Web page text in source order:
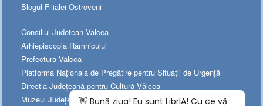
Blogul Filialei Ostroveni
Consiliul Judetean Valcea
Arhiepiscopia Râmnicului
Prefectura Valcea
Platforma Naționala de Pregătire pentru Situații de Urgență
Directia Judeţeană pentru Cultură Vâlcea
Muzeul Judeţean de Istorie